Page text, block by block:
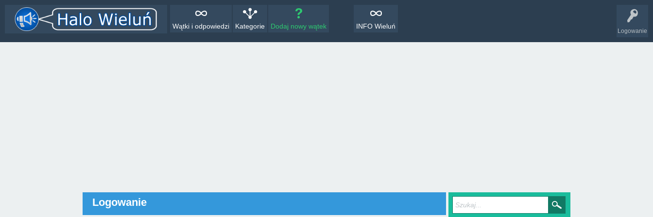
Logowanie
Wątki i odpowiedzi Kategorie Dodaj nowy wątek INFO Wieluń
Logowanie